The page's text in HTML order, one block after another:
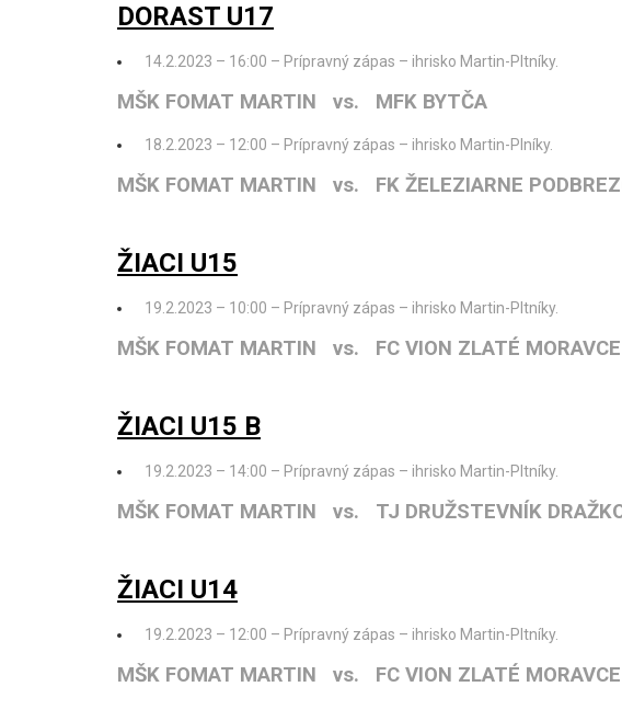
DORAST U17
14.2.2023 – 16:00 – Prípravný zápas – ihrisko Martin-Pltníky.
MŠK FOMAT MARTIN vs. MFK BYTČA
18.2.2023 – 12:00 – Prípravný zápas – ihrisko Martin-Plníky.
MŠK FOMAT MARTIN vs. FK ŽELEZIARNE
ŽIACI U15
19.2.2023 – 10:00 – Prípravný zápas – ihrisko Martin-Pltníky.
MŠK FOMAT MARTIN vs. FC VION ZLATÉ MORAVCE
ŽIACI U15 B
19.2.2023 – 14:00 – Prípravný zápas – ihrisko Martin-Pltníky.
MŠK FOMAT MARTIN vs. TJ DRUŽSTEVNÍK
ŽIACI U14
19.2.2023 – 12:00 – Prípravný zápas – ihrisko Martin-Pltníky.
MŠK FOMAT MARTIN vs. FC VION ZLATÉ MORAVCE